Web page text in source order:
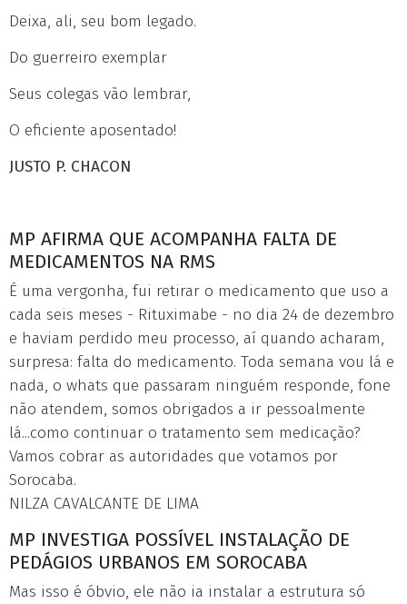
Deixa, ali, seu bom legado.
Do guerreiro exemplar
Seus colegas vão lembrar,
O eficiente aposentado!
JUSTO P. CHACON
MP AFIRMA QUE ACOMPANHA FALTA DE
MEDICAMENTOS NA RMS
É uma vergonha, fui retirar o medicamento que uso a
cada seis meses - Rituximabe - no dia 24 de dezembro
e haviam perdido meu processo, aí quando acharam,
surpresa: falta do medicamento. Toda semana vou lá e
nada, o whats que passaram ninguém responde, fone
não atendem, somos obrigados a ir pessoalmente
lá...como continuar o tratamento sem medicação?
Vamos cobrar as autoridades que votamos por
Sorocaba.
NILZA CAVALCANTE DE LIMA
MP INVESTIGA POSSÍVEL INSTALAÇÃO DE
PEDÁGIOS URBANOS EM SOROCABA
Mas isso é óbvio, ele não ia instalar a estrutura só